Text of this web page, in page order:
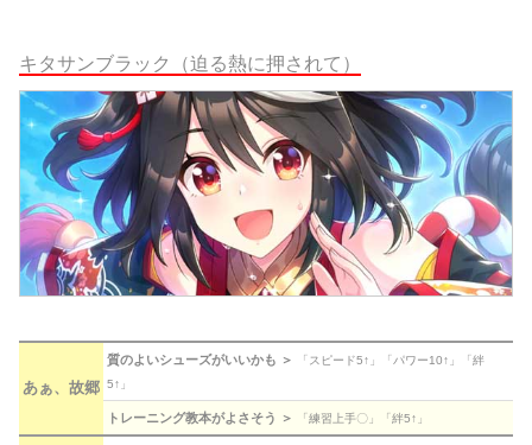
キタサンブラック（迫る熱に押されて）
あぁ、故郷
質のよいシューズがいいかも ＞
「スピード5↑」「パワー10↑」「絆
5↑」
トレーニング教本がよさそう ＞ 「練習上手〇」「絆5↑」